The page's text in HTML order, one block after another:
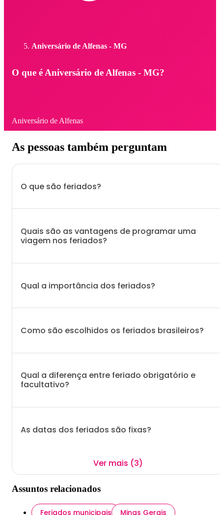
Aniversário de Alfenas - MG
O que é Aniversário de Alfenas - MG?
Aniversário de Alfenas
As pessoas também perguntam
O que são feriados?
Quais são as vantagens de programar uma
viagem nos feriados?
Qual a importância dos feriados?
Como são escolhidos os feriados brasileiros?
Qual a diferença entre feriado obrigatório e
facultativo?
As datas dos feriados são fixas?
Ver mais (3)
Assuntos relacionados
Feriados municipais Minas Gerais